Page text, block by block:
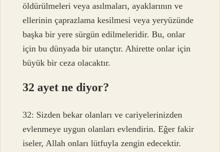
öldürülmeleri veya asılmaları, ayaklarının ve
ellerinin çaprazlama kesilmesi veya yeryüzünde
başka bir yere sürgün edilmeleridir. Bu, onlar
için bu dünyada bir utançtır. Ahirette onlar için
büyük bir ceza olacaktır.
32 ayet ne diyor?
32: Sizden bekar olanları ve cariyelerinizden
evlenmeye uygun olanları evlendirin. Eğer fakir
iseler, Allah onları lütfuyla zengin edecektir.